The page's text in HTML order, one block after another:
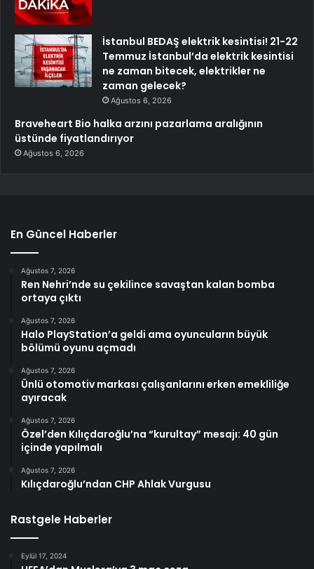
İstanbul BEDAŞ elektrik kesintisi! 21-22
Temmuz İstanbul’da elektrik kesintisi
ne zaman bitecek, elektrikler ne
zaman gelecek?
Ağustos 6, 2026
Braveheart Bio halka arzını pazarlama aralığının
üstünde fiyatlandırıyor
Ağustos 6, 2026
En Güncel Haberler
Ağustos 7, 2026
Ren Nehri’nde su çekilince savaştan kalan bomba
ortaya çıktı
Ağustos 7, 2026
Halo PlayStation’a geldi ama oyuncuların büyük
bölümü oyunu açmadı
Ağustos 7, 2026
Ünlü otomotiv markası çalışanlarını erken emekliliğe
ayıracak
Ağustos 7, 2026
Özel’den Kılıçdaroğlu’na “kurultay” mesajı: 40 gün
içinde yapılmalı
Ağustos 7, 2026
Kılıçdaroğlu’ndan CHP Ahlak Vurgusu
Rastgele Haberler
Eylül 17, 2024